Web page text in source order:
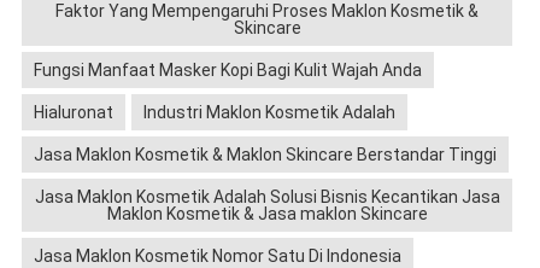
Faktor Yang Mempengaruhi Proses Maklon Kosmetik &
Skincare
Fungsi Manfaat Masker Kopi Bagi Kulit Wajah Anda
Hialuronat Industri Maklon Kosmetik Adalah
Jasa Maklon Kosmetik & Maklon Skincare Berstandar Tinggi
Jasa Maklon Kosmetik Adalah Solusi Bisnis Kecantikan Jasa
Maklon Kosmetik & Jasa maklon Skincare
Jasa Maklon Kosmetik Nomor Satu Di Indonesia